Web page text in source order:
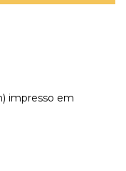
impresso em